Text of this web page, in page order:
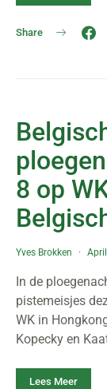
Share
8 op
Yves Brokken
In de
pistemeisjes
WK in
Kopecky en
Lees Meer